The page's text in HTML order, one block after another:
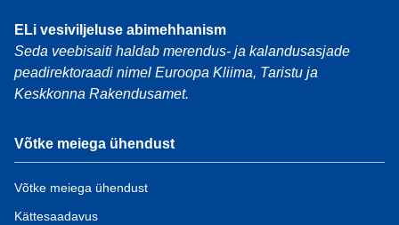
ELi vesiviljeluse abimehhanism
Seda veebisaiti haldab merendus- ja kalandusasjade
peadirektoraadi nimel Euroopa Kliima, Taristu ja
Keskkonna Rakendusamet.
Võtke meiega ühendust
Võtke meiega ühendust
Kättesaadavus